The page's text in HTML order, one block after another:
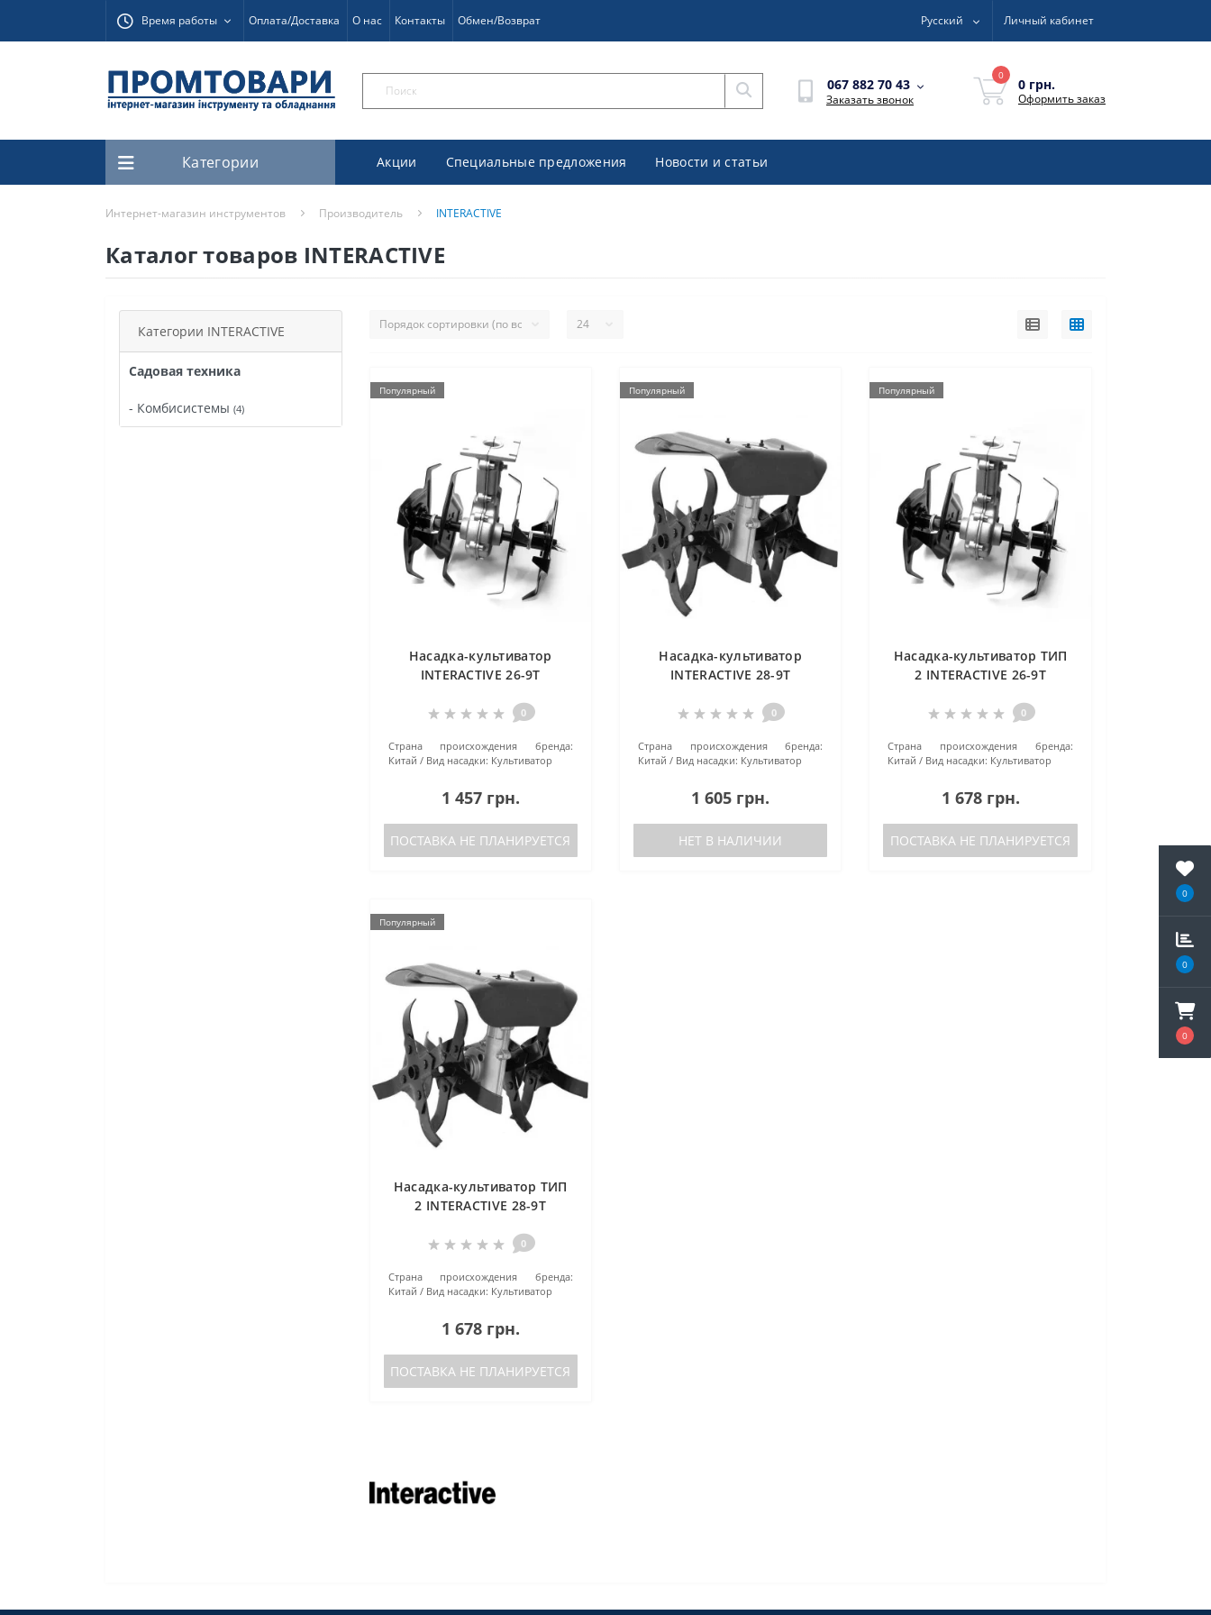
0
0
0
Время работы Оплата/Доставка О нас Контакты Обмен/Возврат Русский Личный кабинет
067 882 70 43
Заказать звонок
0
0 грн.
Оформить заказ
Категории Акции Специальные предложения Новости и статьи
Интернет-магазин инструментов Производитель INTERACTIVE
Каталог товаров INTERACTIVE
Категории INTERACTIVE
Садовая техника
- Комбисистемы (4)
Популярный
Насадка-культиватор
INTERACTIVE 26-9T
0
Страна происхождения бренда:
Китай
Вид насадки: Культиватор
1 457 грн.
ПОСТАВКА НЕ ПЛАНИРУЕТСЯ
Популярный
Насадка-культиватор
INTERACTIVE 28-9T
0
Страна происхождения бренда:
Китай
Вид насадки: Культиватор
1 605 грн.
НЕТ В НАЛИЧИИ
Популярный
Насадка-культиватор ТИП
2 INTERACTIVE 26-9T
0
Страна происхождения бренда:
Китай
Вид насадки: Культиватор
1 678 грн.
ПОСТАВКА НЕ ПЛАНИРУЕТСЯ
Популярный
Насадка-культиватор ТИП
2 INTERACTIVE 28-9T
0
Страна происхождения бренда:
Китай
Вид насадки: Культиватор
1 678 грн.
ПОСТАВКА НЕ ПЛАНИРУЕТСЯ